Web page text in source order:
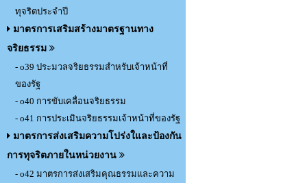
ทุจริตประจำปี
มาตรการเสริมสร้างมาตรฐานทาง
จริยธรรม
- o39 ประมวลจริยธรรมสำหรับเจ้าหน้าที่
ของรัฐ
- o40 การขับเคลื่อนจริยธรรม
- o41 การประเมินจริยธรรมเจ้าหน้าที่ของรัฐ
มาตรการส่งเสริมความโปร่งใและป้องกัน
การทุจริตภายในหน่วยงาน
- o42 มาตรการส่งเสริมคุณธรรมและความ